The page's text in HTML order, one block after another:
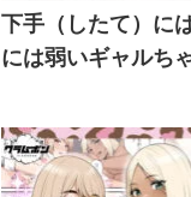
下手（したて）に
には弱いギャルち